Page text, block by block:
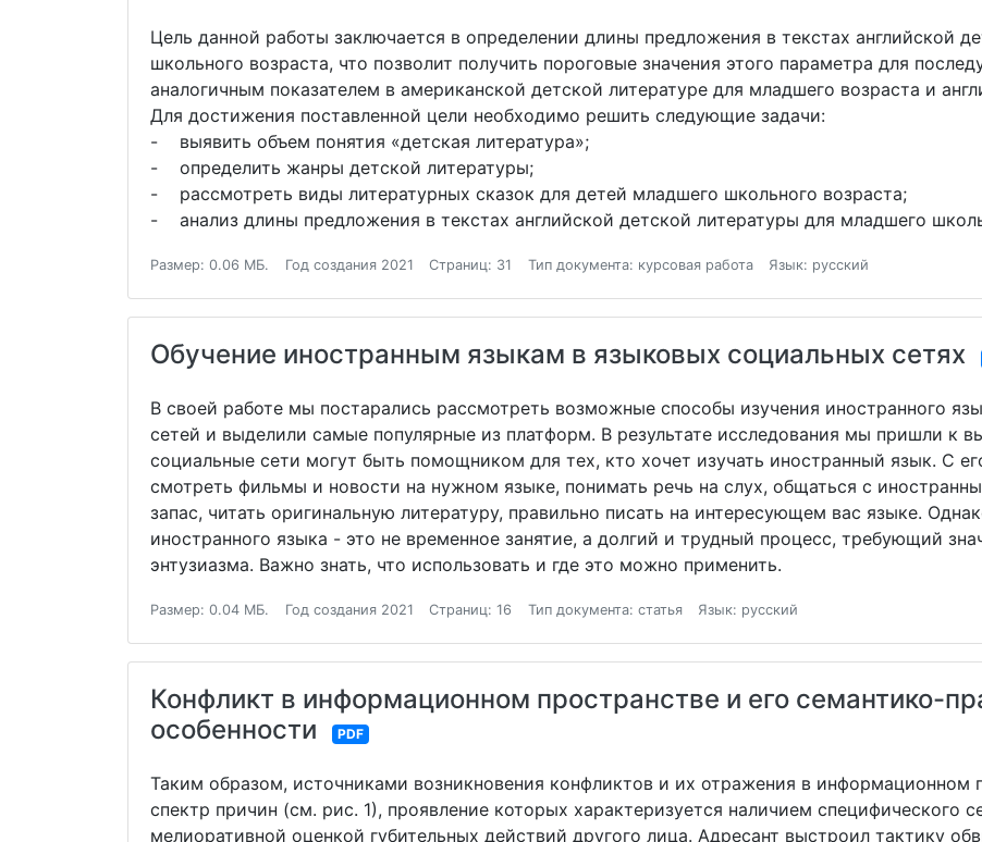
Цель данной работы заключается в определении длины предложения в текстах английской
школьного возраста, что позволит получить пороговые значения этого параметра для
аналогичным показателем в американской детской литературе для младшего возраста и
Для достижения поставленной цели необходимо решить следующие задачи:
- выявить объем понятия «детская литература»;
- определить жанры детской литературы;
- рассмотреть виды литературных сказок для детей младшего школьного возраста;
- анализ длины предложения в текстах английской детской литературы для младшего
Размер: 0.06 МБ. Год создания 2021 Страниц: 31 Тип документа: курсовая работа Язык: русский
Обучение иностранным языкам в языковых социальных сетях
В своей работе мы постарались рассмотреть возможные способы изучения иностранного
сетей и выделили самые популярные из платформ. В результате исследования мы пришли к
социальные сети могут быть помощником для тех, кто хочет изучать иностранный язык. С
смотреть фильмы и новости на нужном языке, понимать речь на слух, общаться с
запас, читать оригинальную литературу, правильно писать на интересующем вас языке.
иностранного языка - это не временное занятие, а долгий и трудный процесс, требующий
энтузиазма. Важно знать, что использовать и где это можно применить.
Размер: 0.04 МБ. Год создания 2021 Страниц: 16 Тип документа: статья Язык: русский
Конфликт в информационном пространстве и его семантико-
особенности
PDF
Таким образом, источниками возникновения конфликтов и их отражения в информационном
спектр причин (см. рис. 1), проявление которых характеризуется наличием специфического
мелиоративной оценкой губительных действий другого лица. Адресант выстроил тактику